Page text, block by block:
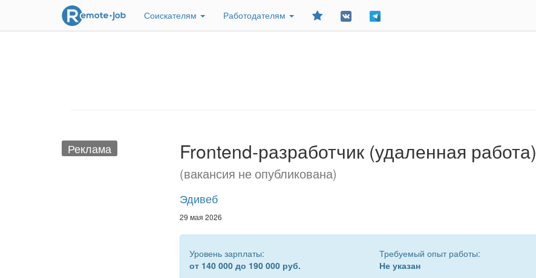
Соискателям Работодателям
Добавить
Реклама Frontend-разработчик (удаленная работа)
(вакансия не опубликована)
Эдивеб
29 мая 2026
Уровень зарплаты:
от 140 000 до 190 000 руб.
Требуемый опыт работы:
Не указан